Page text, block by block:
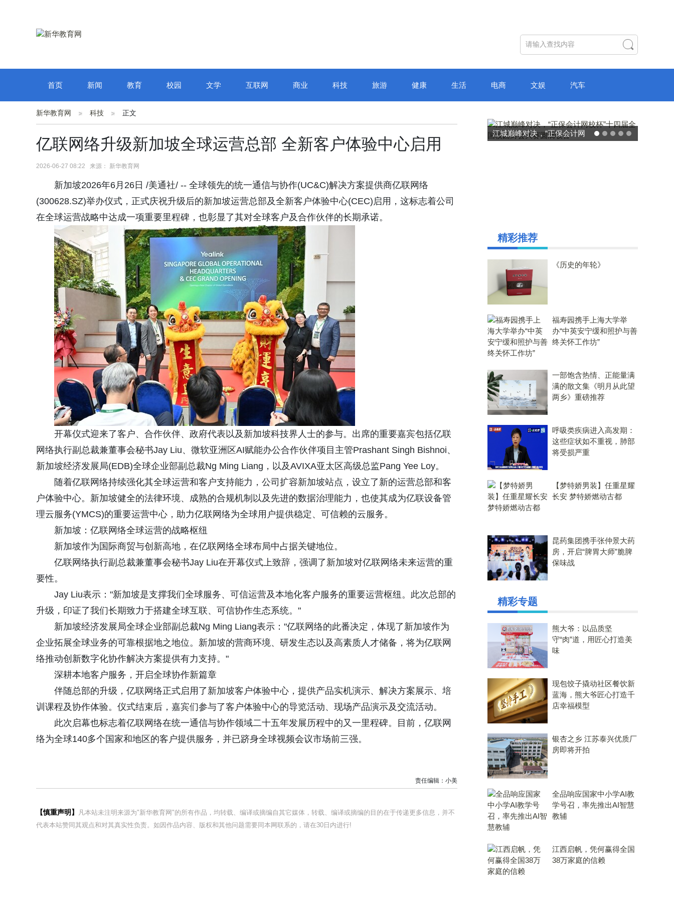
首页 新闻 教育 校园 文学 互联网 商业 科技 旅游 健康 生活 电商 文娱 汽车
新华教育网 科技 正文
亿联网络升级新加坡全球运营总部 全新客户体验中心启用
2026-06-27 08:22 来源： 新华教育网
新加坡2026年6月26日 /美通社/ -- 全球领先的统一通信与协作(UC&C)解决方案提供商亿联网络
(300628.SZ)举办仪式，正式庆祝升级后的新加坡运营总部及全新客户体验中心(CEC)启用，这标志着公司
在全球运营战略中达成一项重要里程碑，也彰显了其对全球客户及合作伙伴的长期承诺。
开幕仪式迎来了客户、合作伙伴、政府代表以及新加坡科技界人士的参与。出席的重要嘉宾包括亿联
网络执行副总裁兼董事会秘书Jay Liu、微软亚洲区AI赋能办公合作伙伴项目主管Prashant Singh Bishnoi、
新加坡经济发展局(EDB)全球企业部副总裁Ng Ming Liang，以及AVIXA亚太区高级总监Pang Yee Loy。
随着亿联网络持续强化其全球运营和客户支持能力，公司扩容新加坡站点，设立了新的运营总部和客
户体验中心。新加坡健全的法律环境、成熟的合规机制以及先进的数据治理能力，也使其成为亿联设备管
理云服务(YMCS)的重要运营中心，助力亿联网络为全球用户提供稳定、可信赖的云服务。
新加坡：亿联网络全球运营的战略枢纽
新加坡作为国际商贸与创新高地，在亿联网络全球布局中占据关键地位。
亿联网络执行副总裁兼董事会秘书Jay Liu在开幕仪式上致辞，强调了新加坡对亿联网络未来运营的重
要性。
Jay Liu表示："新加坡是支撑我们全球服务、可信运营及本地化客户服务的重要运营枢纽。此次总部的
升级，印证了我们长期致力于搭建全球互联、可信协作生态系统。"
新加坡经济发展局全球企业部副总裁Ng Ming Liang表示："亿联网络的此番决定，体现了新加坡作为
企业拓展全球业务的可靠根据地之地位。新加坡的营商环境、研发生态以及高素质人才储备，将为亿联网
络推动创新数字化协作解决方案提供有力支持。"
深耕本地客户服务，开启全球协作新篇章
伴随总部的升级，亿联网络正式启用了新加坡客户体验中心，提供产品实机演示、解决方案展示、培
训课程及协作体验。仪式结束后，嘉宾们参与了客户体验中心的导览活动、现场产品演示及交流活动。
此次启幕也标志着亿联网络在统一通信与协作领域二十五年发展历程中的又一里程碑。目前，亿联网
络为全球140多个国家和地区的客户提供服务，并已跻身全球视频会议市场前三强。
责任编辑：小美
【慎重声明】
凡本站未注明来源为"新华教育网"的所有作品，均转载、编译或摘编自其它媒体，转载、编译或摘编的目的在于传递更多信息，并不
代表本站赞同其观点和对其真实性负责。如因作品内容、版权和其他问题需要同本网联系的，请在30日内进行!
江城巅峰对决，“正保会计网
精彩推荐
《历史的年轮》
福寿园携手上海大学举
办“中英安宁缓和照护与善
终关怀工作坊”
一部饱含热情、正能量满
满的散文集《明月从此望
两乡》重磅推荐
呼吸类疾病进入高发期：
这些症状如不重视，肺部
将受损严重
【梦特娇男装】任重星耀
长安 梦特娇燃动古都
昆药集团携手张仲景大药
房，开启“脾胃大师”脆脾
保味战
精彩专题
熊大爷：以品质坚
守“肉”道，用匠心打造美
味
现包饺子撬动社区餐饮新
蓝海，熊大爷匠心打造千
店幸福模型
银杏之乡 江苏泰兴优质厂
房即将开拍
全品响应国家中小学AI教
学号召，率先推出AI智慧
教辅
江西启帆，凭何赢得全国
38万家庭的信赖